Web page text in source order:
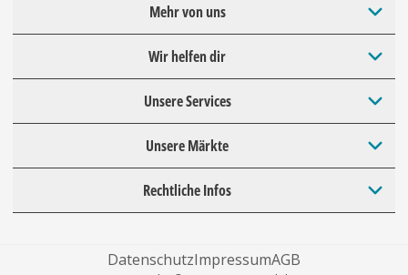
Mehr von uns
Wir helfen dir
Unsere Services
Unsere Märkte
Rechtliche Infos
DatenschutzImpressumAGB